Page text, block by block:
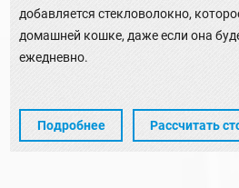
добавляется стекловолокно,
домашней кошке, даже если она
ежедневно.
Подробнее Рассчитать